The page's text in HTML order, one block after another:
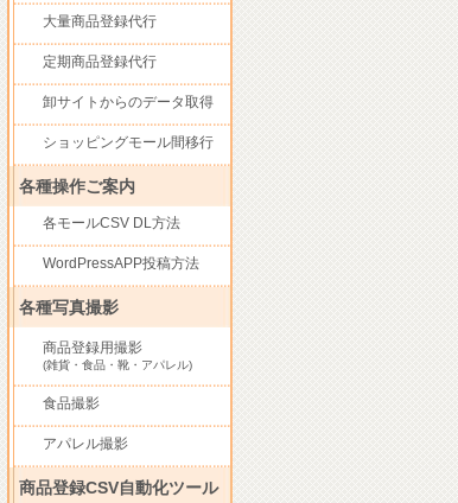
大量商品登録代行
定期商品登録代行
卸サイトからのデータ取得
ショッピングモール間移行
各種操作ご案内
各モールCSV DL方法
WordPressAPP投稿方法
各種写真撮影
商品登録用撮影
(雑貨・食品・靴・アパレル)
食品撮影
アパレル撮影
商品登録CSV自動化ツール